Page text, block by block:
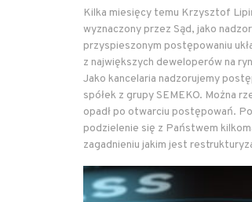
Kilka miesięcy temu Krzysztof
wyznaczony przez Sąd, jako
przyspieszonym postępowaniu
z największych deweloperów na
Jako kancelaria nadzorujemy
spółek z grupy SEMEKO. Można
opadł po otwarciu postępowań.
podzielenie się z Państwem
zagadnieniu jakim jest